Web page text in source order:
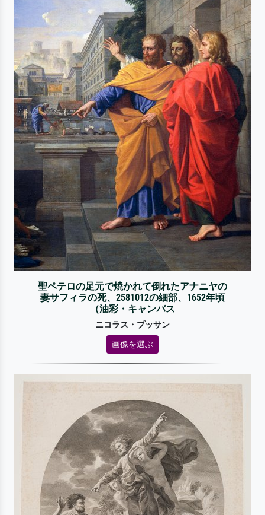
聖ペテロの足元で焼かれて倒れたアナニヤの
妻サフィラの死、2581012の細部、1652年頃
（油彩・キャンバス
ニコラス・プッサン
画像を選ぶ